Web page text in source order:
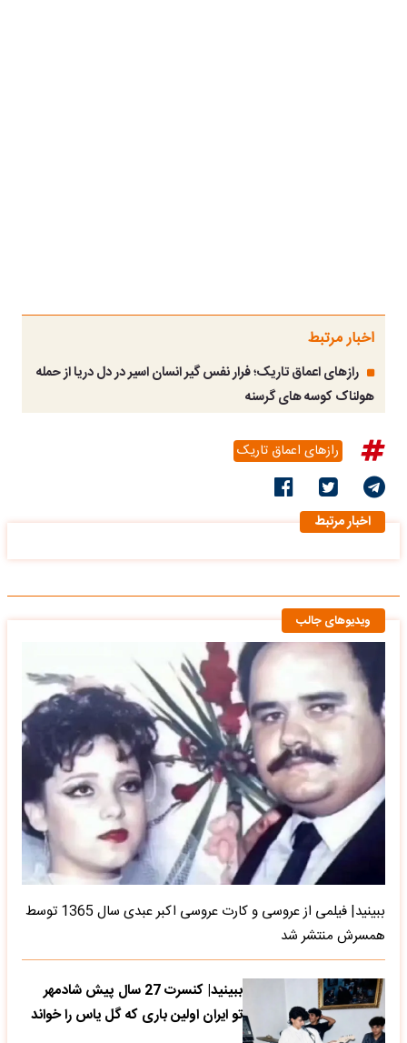
اخبار مرتبط
رازهای اعماق تاریک؛ فرار نفس گیر انسان اسیر در دل دریا از حمله
هولناک کوسه‌ های گرسنه
رازهای اعماق تاریک
اخبار مرتبط
ویدیوهای جالب
ببینید| فیلمی از عروسی و کارت عروسی اکبر عبدی سال 1365 توسط
همسرش منتشر شد
ببینید| کنسرت 27 سال پیش شادمهر
تو ایران اولین باری که گل یاس را خواند